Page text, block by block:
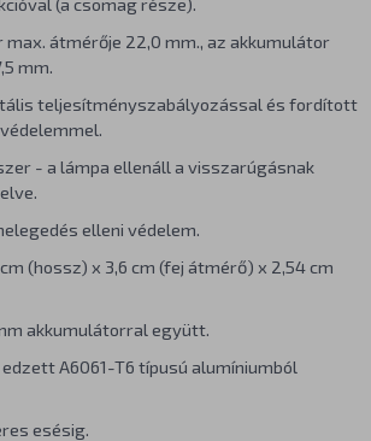
max. átmérője 22,0 mm., az akkumulátor
mm.
teljesítményszabályozással és fordított
- a lámpa ellenáll a visszarúgásnak
elleni védelem.
(hossz) x 3,6 cm (fej átmérő) x 2,54 cm
akkumulátorral együtt.
A6061-T6 típusú alumíniumból
esésig.